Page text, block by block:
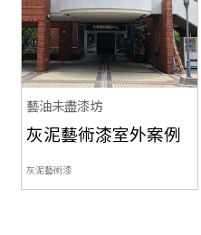
藝油未盡漆坊
灰泥藝術漆室外案例
灰泥藝術漆